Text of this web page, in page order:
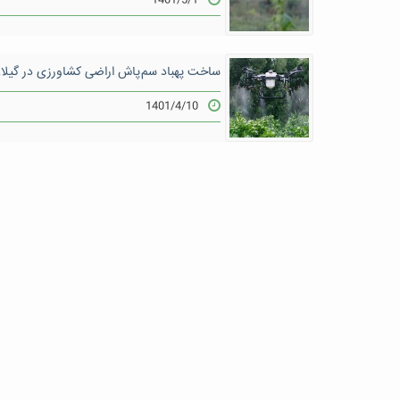
ساخت پهباد سم پاش اراضی کشاورزی در
1401/4/10